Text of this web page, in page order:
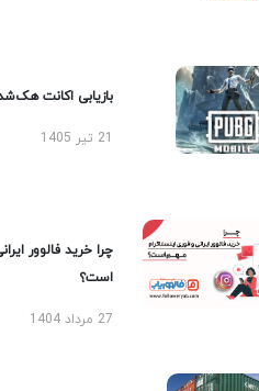
بازیابی اکانت
چرا خرید فالوور
است؟
27 مرداد 1404